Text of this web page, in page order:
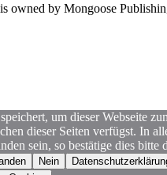
owned by Mongoose
um dieser Webseite
dieser Seiten verfügst. In
sein, so bestätige dies
Nein